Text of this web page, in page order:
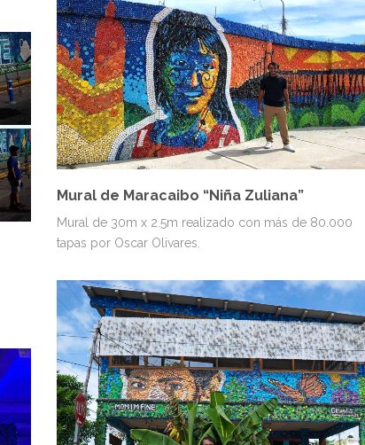
ESPÍRITU MURALES VENEZUELA
Mural de Maracaibo “Niña Zuliana”
Mural de 30m x 2.5m realizado con más de 80.000
tapas por Oscar Olivares.
MURALES OTROS PAISAJES Y NATURALEZA